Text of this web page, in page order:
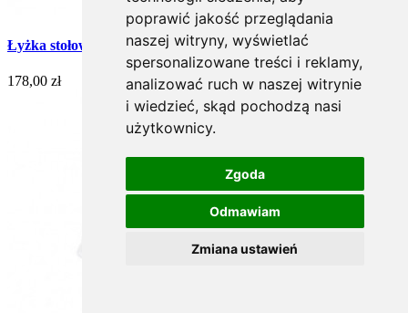
poprawić jakość przeglądania
naszej witryny, wyświetlać
spersonalizowane treści i reklamy,
analizować ruch w naszej witrynie
i wiedzieć, skąd pochodzą nasi
użytkownicy.
Zgoda
Odmawiam
Zmiana ustawień
Łyżka stołowa posrebrzana, oksydowana - 1 szt. (Wschodni)
178,00 zł